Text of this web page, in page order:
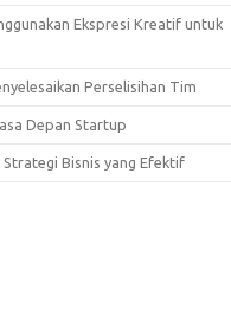
Ekspresi Kreatif untuk
Perselisihan Tim
Depan Startup
Strategi Bisnis yang Efektif